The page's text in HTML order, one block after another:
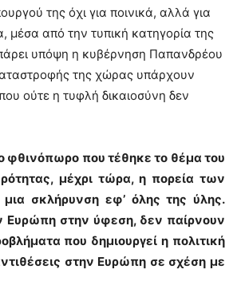
της όχι για ποινικά, αλλά για
μέσα από την τυπική κατηγορία της
υπόψη η κυβέρνηση Παπανδρέου
της χώρας υπάρχουν
ούτε η τυφλή δικαιοσύνη δεν
φθινόπωρο που τέθηκε το θέμα του
μέχρι τώρα, η πορεία των
σκλήρυνση εφ’ όλης της ύλης.
Ευρώπη στην ύφεση, δεν παίρνουν
που δημιουργεί η πολιτική
στην Ευρώπη σε σχέση με